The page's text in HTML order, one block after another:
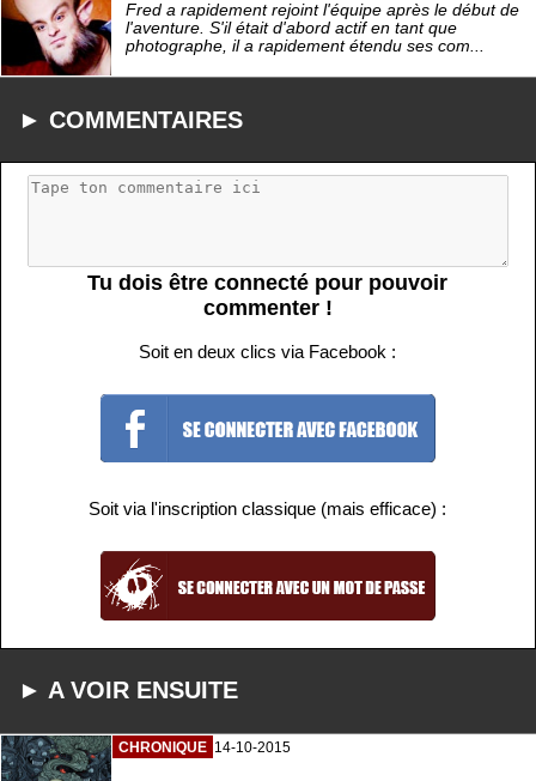
Fred a rapidement rejoint l'équipe après le début de
l'aventure. S'il était d'abord actif en tant que
photographe, il a rapidement étendu ses com...
► COMMENTAIRES
Tu dois être connecté pour pouvoir
commenter !
Soit en deux clics via Facebook :
Soit via l'inscription classique (mais efficace) :
► A VOIR ENSUITE
CHRONIQUE 14-10-2015